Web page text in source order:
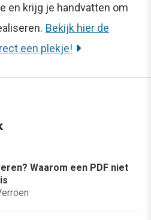
en krijg je handvatten om
Bekijk hier de
een plekje!
Waarom een PDF niet